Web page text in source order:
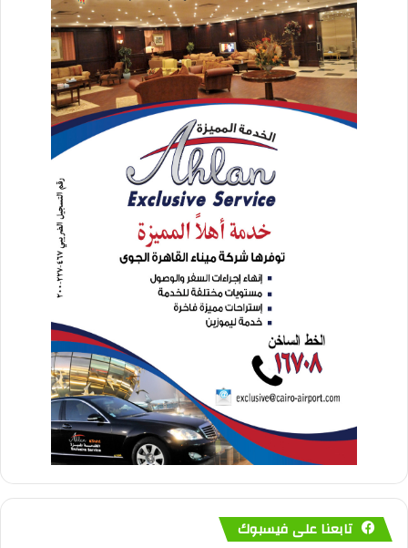
تابعنا على فيسبوك